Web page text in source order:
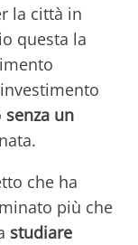
la città in
questa la
senza un
che ha
più che
studiare